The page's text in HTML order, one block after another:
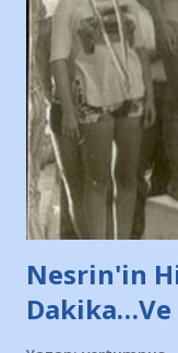
adına açıklama
söylüyoruz. Bu son
ait tanıtıcı ilanların
Belediyesi ile
de kınıyoruz'' diye
yazının hemen
Nesrin'in